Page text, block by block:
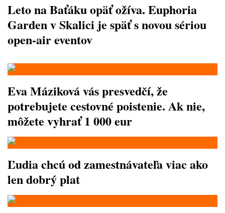
Leto na Baťáku opäť ožíva. Euphoria
Garden v Skalici je späť s novou sériou
open-air eventov
Eva Máziková vás presvedčí, že
potrebujete cestovné poistenie. Ak nie,
môžete vyhrať 1 000 eur
Ľudia chcú od zamestnávateľa viac ako
len dobrý plat